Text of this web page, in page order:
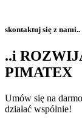
skontaktuj się z nami..
..i
PIMATEX
Umów się na
działać wspólnie!